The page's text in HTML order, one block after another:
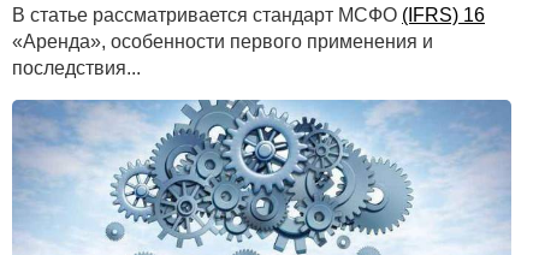
...
ПРИМЕР 3.Аренда железнодорожных вагонов
Оценка
...
ЧАСТИ АКТИВОВ
..
В статье рассматривается стандарт МСФО (IFRS) 16
«Аренда», особенности первого применения и
последствия...